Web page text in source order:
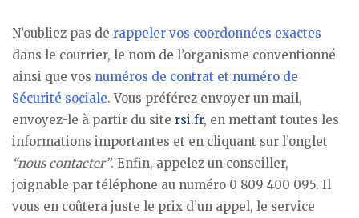
N’oubliez pas de rappeler vos coordonnées exactes
dans le courrier, le nom de l’organisme conventionné
ainsi que vos numéros de contrat et numéro de
Sécurité sociale. Vous préférez envoyer un mail,
envoyez-le à partir du site rsi.fr, en mettant toutes les
informations importantes et en cliquant sur l’onglet
“nous contacter”. Enfin, appelez un conseiller,
joignable par téléphone au numéro 0 809 400 095. Il
vous en coûtera juste le prix d’un appel, le service